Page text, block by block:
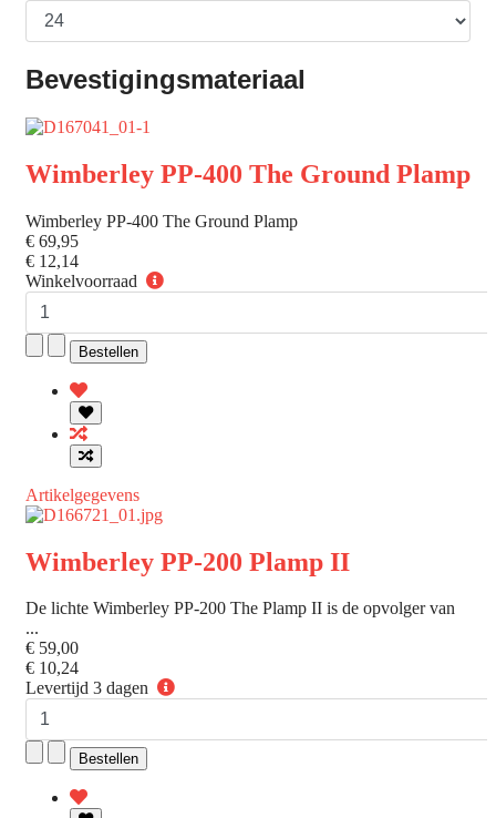
Bevestigingsmateriaal
Wimberley PP-400 The Ground Plamp
Wimberley PP-400 The Ground Plamp
€ 69,95
€ 12,14
Winkelvoorraad
Winkelvoorraad
Artikelgegevens
Wimberley PP-200 Plamp II
De lichte Wimberley PP-200 The Plamp II is de opvolger van
...
€ 59,00
€ 10,24
Levertijd 3 dagen
Levertijd